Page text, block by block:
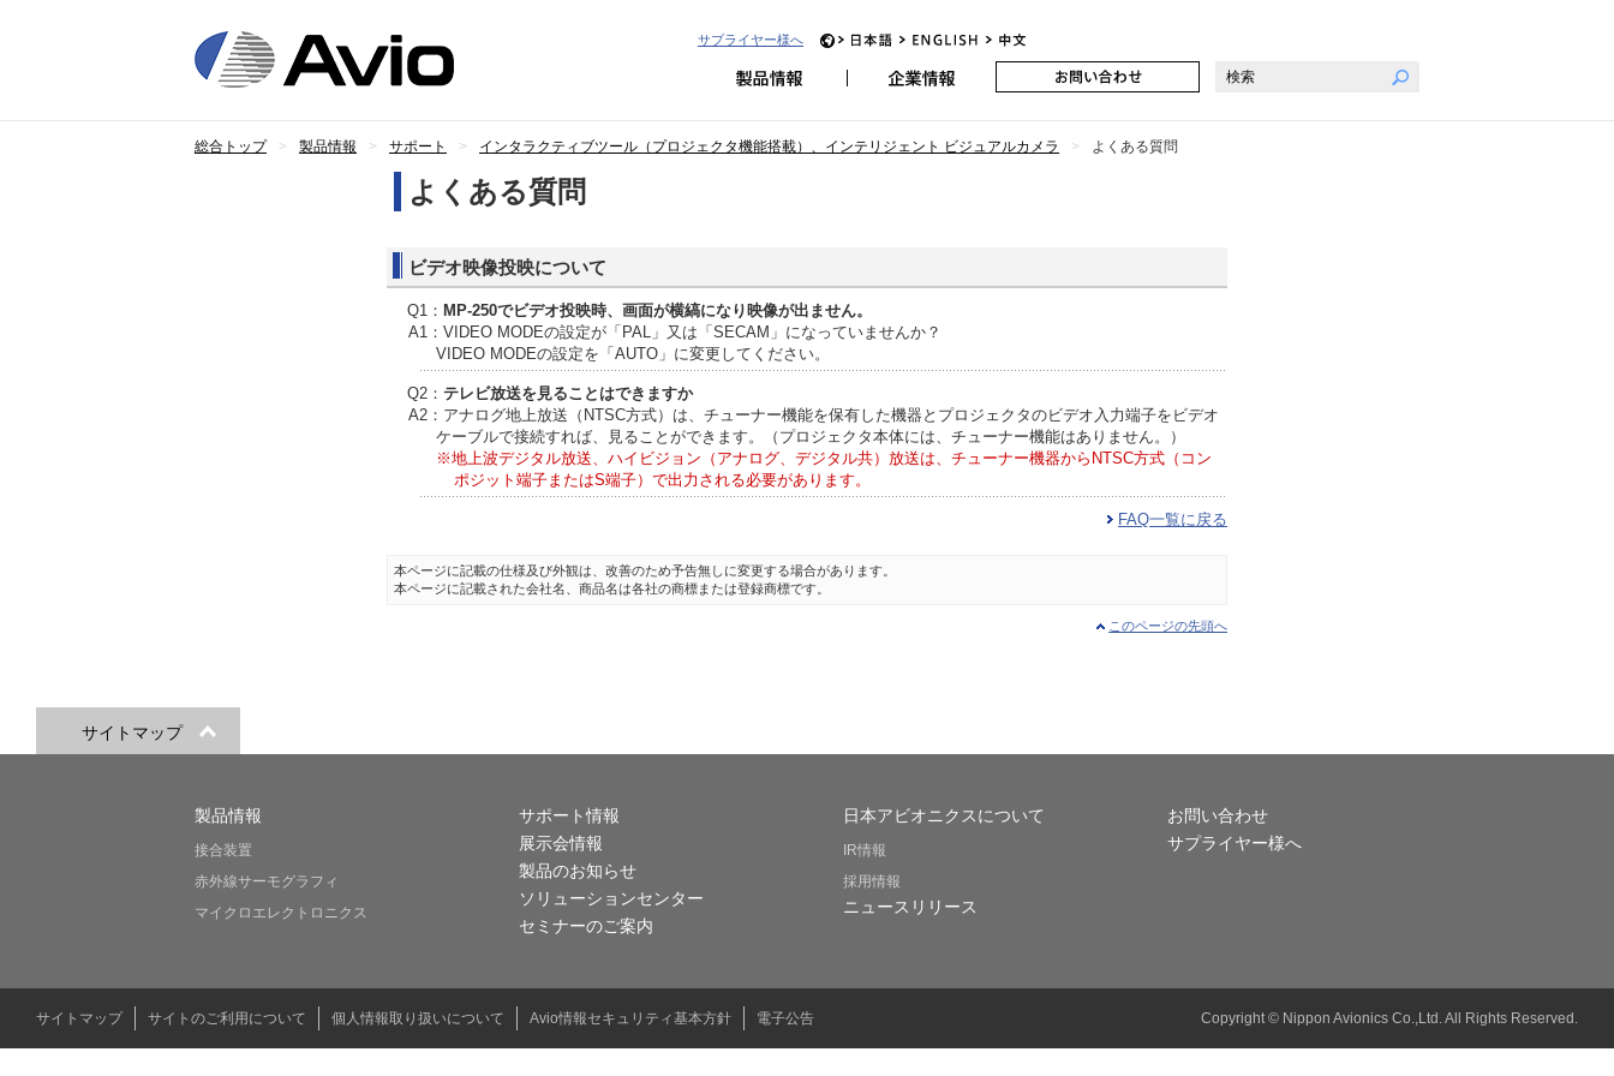
日本アビオニクスサプライヤー様へ JP EN
総合トップ 製品情報 サポート インタラクティブツール（プロジェクタ機能搭載）、インテリジェント ビジュアルカメラ よくある質問
よくある質問
ビデオ映像投映について
Q1： MP-250でビデオ投映時、画面が横縞になり映像が出ません。
A1：VIDEO MODEの設定が「PAL」又は「SECAM」になっていませんか？
VIDEO MODEの設定を「AUTO」に変更してください。
Q2： テレビ放送を見ることはできますか
A2：アナログ地上放送（NTSC方式）は、チューナー機能を保有した機器とプロジェクタのビデオ入力端子をビデオ
ケーブルで接続すれば、見ることができます。（プロジェクタ本体には、チューナー機能はありません。）
※地上波デジタル放送、ハイビジョン（アナログ、デジタル共）放送は、チューナー機器からNTSC方式（コン
ポジット端子またはS端子）で出力される必要があります。
FAQ一覧に戻る
本ページに記載の仕様及び外観は、改善のため予告無しに変更する場合があります。
本ページに記載された会社名、商品名は各社の商標または登録商標です。
このページの先頭へ
サイトマップ
製品情報
接合装置
赤外線サーモグラフィ
マイクロエレクトロニクス
サポート情報
展示会情報
製品のお知らせ
ソリューションセンター
セミナーのご案内
日本アビオニクスについて
IR情報
採用情報
ニュースリリース
お問い合わせ
サプライヤー様へ
サイトマップ サイトのご利用について 個人情報取り扱いについて Avio情報セキュリティ基本方針 電子公告 Copyright © Nippon Avionics Co.,Ltd. All Rights Reserved.